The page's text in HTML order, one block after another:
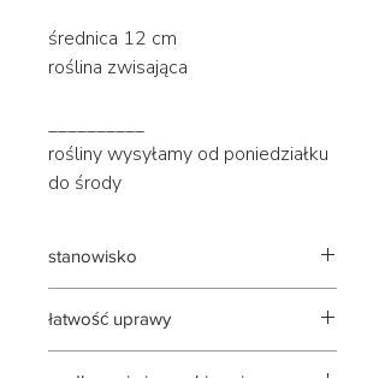
średnica 12 cm
roślina zwisająca
__________
rośliny wysyłamy od poniedziałku
do środy
stanowisko
słońca
łatwość uprawy